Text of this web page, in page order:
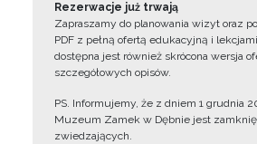
Rezerwacje już trwają
Zapraszamy do planowania wizyt oraz
PDF z pełną ofertą edukacyjną i
dostępna jest również skrócona wersja
szczegółowych opisów.
PS. Informujemy, że z dniem 1 grudnia
Muzeum Zamek w Dębnie jest
zwiedzających.